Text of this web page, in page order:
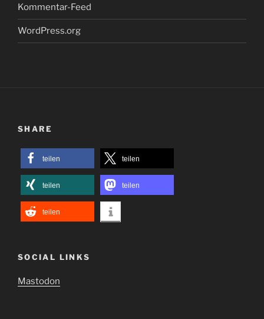
Kommentar-Feed
WordPress.org
SHARE
teilen teilen
teilen teilen
teilen
SOCIAL LINKS
Mastodon